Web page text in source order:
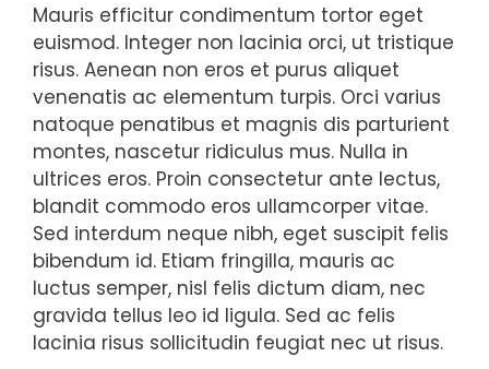
Mauris efficitur condimentum tortor eget
euismod. Integer non lacinia orci, ut tristique
risus. Aenean non eros et purus aliquet
venenatis ac elementum turpis. Orci varius
natoque penatibus et magnis dis parturient
montes, nascetur ridiculus mus. Nulla in
ultrices eros. Proin consectetur ante lectus,
blandit commodo eros ullamcorper vitae.
Sed interdum neque nibh, eget suscipit felis
bibendum id. Etiam fringilla, mauris ac
luctus semper, nisl felis dictum diam, nec
gravida tellus leo id ligula. Sed ac felis
lacinia risus sollicitudin feugiat nec ut risus.